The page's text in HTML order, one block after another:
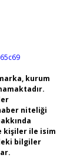
kurum
niteliği
kişiler ile isim
bilgiler